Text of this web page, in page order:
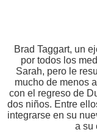
Brad Taggart, un
por todos los
Sarah, pero le
mucho de menos
con el regreso de
dos niños. Entre
integrarse en su
a su